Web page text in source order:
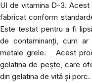
UI de vitamina D-3.
fabricat conform
Este testat pentru a fi
de contaminanți, cum
metale grele.
Acest
gelatina de pește, care
din gelatina de vită și porc.